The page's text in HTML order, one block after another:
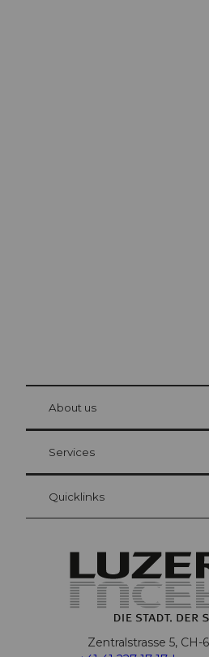
Visitor Card Lucerne
Your advantages as an overnight guest
at Bre
About us
Services
Quicklinks
Zentralstrasse 5,